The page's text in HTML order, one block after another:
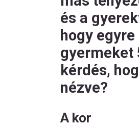
és a
hogy
gyermeket
kérdés,
nézve?
A kor